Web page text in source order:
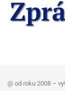
@ od roku 2008 –